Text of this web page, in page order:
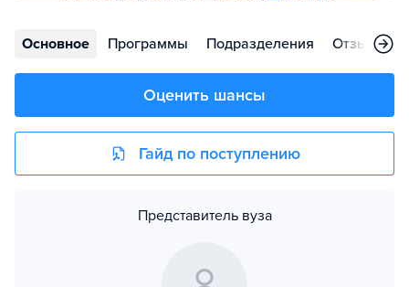
Основное Программы Подразделения Отзывы
Оценить шансы
Гайд по поступлению
Представитель вуза